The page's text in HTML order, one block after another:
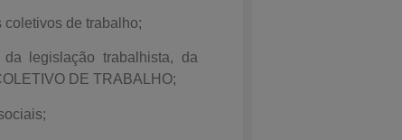
de trabalho;
legislação trabalhista, da
DE TRABALHO;